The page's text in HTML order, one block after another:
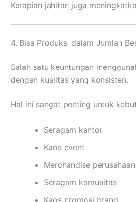
Kerapian jahitan juga
4. Bisa Produksi dalam Jumlah
Salah satu keuntungan
dengan kualitas yang konsisten.
Hal ini sangat penting untuk
Seragam kantor
Kaos event
Merchandise perusahaan
Seragam komunitas
Kaos promosi brand